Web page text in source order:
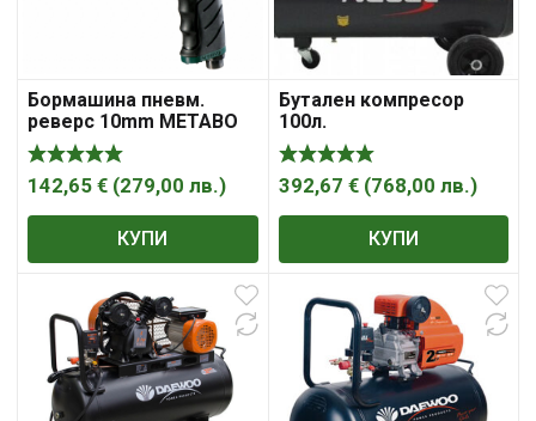
Бормашина пневм.
реверс 10mm METABO
DB 10
142,65 € (279,00 лв.)
КУПИ
Бутален компресор
100л.
392,67 € (768,00 лв.)
КУПИ